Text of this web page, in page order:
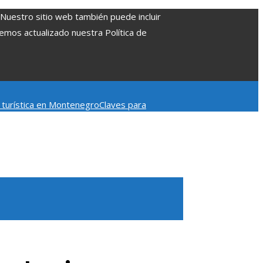
sitio web también puede incluir
actualizado nuestra Política de
en MontenegroClaves para